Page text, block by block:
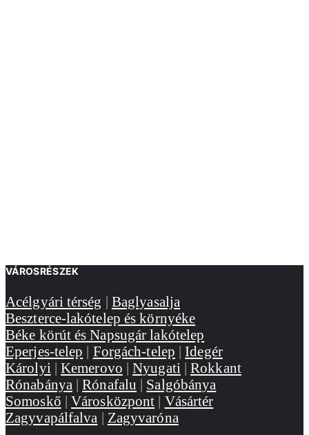
VÁROSRÉSZEK
Acélgyári térség | Baglyasalja
Beszterce-lakótelep és környéke
Béke körút és Napsugár lakótelep
Eperjes-telep | Forgách-telep |Idegér
Károlyi |Kemerovo |Nyugati |Rokkant
Rónabánya |Rónafalu | Salgóbánya
Somoskő |Városközpont | Vásártér
Zagyvapálfalva | Zagyvaróna